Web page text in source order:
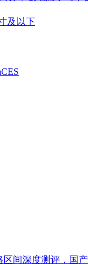
及以下
CES
间深度测评，国